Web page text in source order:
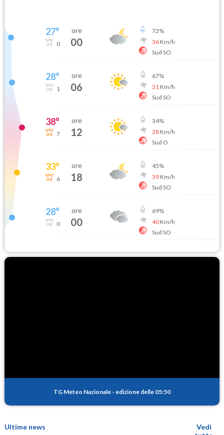
27°
0
ore
00
72%
36Km/h
Sud SO
28°
1
ore
06
67%
31 Km/h
Sud SO
38°
7
ore
12
34%
28Km/h
Sud O
33°
6
ore
18
45%
39Km/h
Sud SO
28°
0
ore
00
69%
40Km/h
Sud SO
TG Meteo Nazionale - edizione delle 05:50
Ultime news
Vedi